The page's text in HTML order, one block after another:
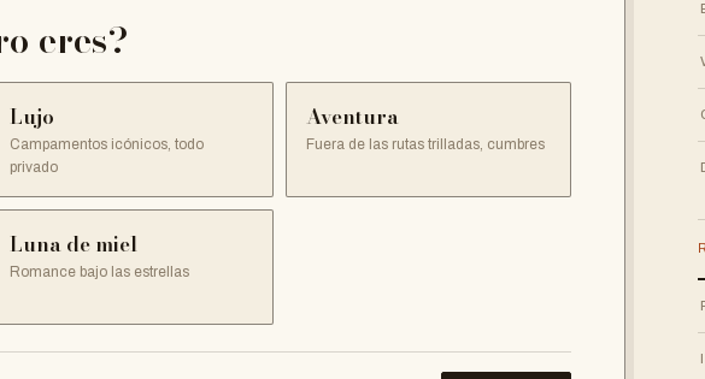
eres?
Lujo
Campamentos icónicos, todo
privado
Aventura
Fuera de las rutas trilladas, cumbres
Luna de miel
Romance bajo las estrellas